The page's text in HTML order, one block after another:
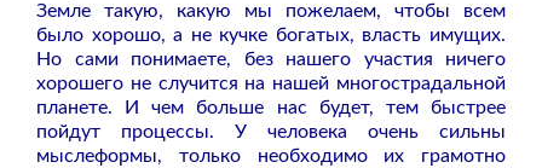
Земле такую, какую мы пожелаем, чтобы всем
было хорошо, а не кучке богатых, власть имущих.
Но сами понимаете, без нашего участия ничего
хорошего не случится на нашей многострадальной
планете. И чем больше нас будет, тем быстрее
пойдут процессы. У человека очень сильны
мыслеформы, только необходимо их грамотно